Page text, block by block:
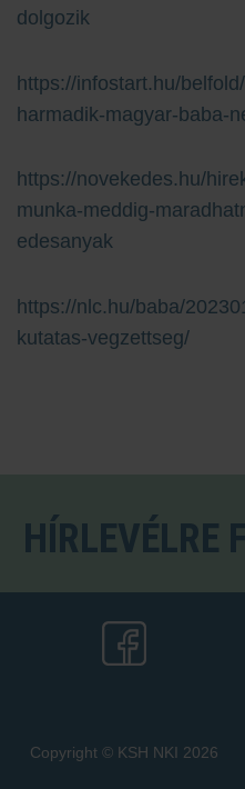
dolgozik
https://infostart.hu/
harmadik-magyar-baba-
https://novekedes.hu/
munka-meddig-
edesanyak
https://nlc.hu/baba/
kutatas-vegzettseg/
HÍRLEVÉLRE
Copyright © KSH NKI 2026